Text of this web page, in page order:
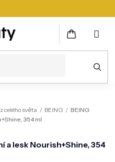
NÁKUPNÍ
KOŠÍK
celého světa / BEING / BEING
354 ml
a lesk Nourish+Shine, 354